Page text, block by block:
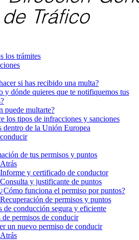
los trámites
si has recibido una multa?
y dónde quieres que te notifiquemos tus
puede multarte?
los tipos de infracciones y sanciones
dentro de la Unión Europea
de tus permisos y puntos
Atrás
Informe y certificado de conductor
Consulta y justificante de puntos
¿Cómo funciona el permiso por puntos?
Recuperación de permisos y puntos
de conducción segura y eficiente
de permisos de conducir
un nuevo permiso de conducir
Atrás